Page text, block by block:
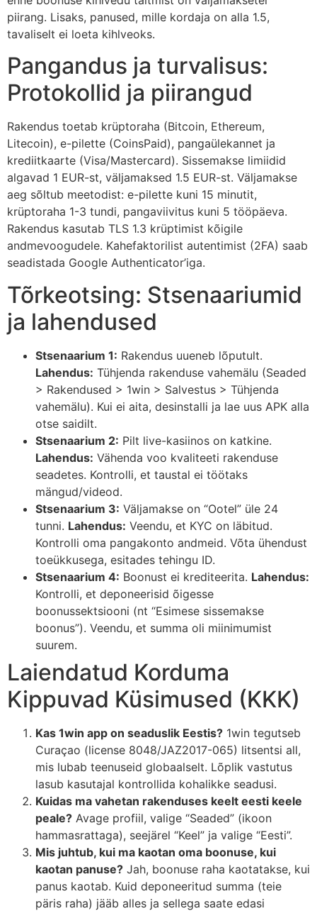
piirang. Lisaks, panused, mille kordaja on alla 1.5,
tavaliselt ei loeta kihlveoks.
Pangandus ja turvalisus:
Protokollid ja piirangud
Rakendus toetab krüptoraha (Bitcoin, Ethereum,
Litecoin), e-pilette (CoinsPaid), pangaülekannet ja
krediitkaarte (Visa/Mastercard). Sissemakse limiidid
algavad 1 EUR-st, väljamaksed 1.5 EUR-st. Väljamakse
aeg sõltub meetodist: e-pilette kuni 15 minutit,
krüptoraha 1-3 tundi, pangaviivitus kuni 5 tööpäeva.
Rakendus kasutab TLS 1.3 krüptimist kõigile
andmevoogudele. Kahefaktorilist autentimist (2FA) saab
seadistada Google Authenticator’iga.
Tõrkeotsing: Stsenaariumid
ja lahendused
Stsenaarium 1: Rakendus uueneb lõputult.
Lahendus: Tühjenda rakenduse vahemälu (Seaded
> Rakendused > 1win > Salvestus > Tühjenda
vahemälu). Kui ei aita, desinstalli ja lae uus APK alla
otse saidilt.
Stsenaarium 2: Pilt live-kasiinos on katkine.
Lahendus: Vähenda voo kvaliteeti rakenduse
seadetes. Kontrolli, et taustal ei töötaks
mängud/videod.
Stsenaarium 3: Väljamakse on “Ootel” üle 24
tunni. Lahendus: Veendu, et KYC on läbitud.
Kontrolli oma pangakonto andmeid. Võta ühendust
toeükkusega, esitades tehingu ID.
Stsenaarium 4: Boonust ei krediteerita. Lahendus:
Kontrolli, et deponeerisid õigesse
boonussektsiooni (nt “Esimese sissemakse
boonus”). Veendu, et summa oli miinimumist
suurem.
Laiendatud Korduma
Kippuvad Küsimused (KKK)
Kas 1win app on seaduslik Eestis? 1win tegutseb
Curaçao (license 8048/JAZ2017-065) litsentsi all,
mis lubab teenuseid globaalselt. Lõplik vastutus
lasub kasutajal kontrollida kohalikke seadusi.
Kuidas ma vahetan rakenduses keelt eesti keele
peale? Avage profiil, valige “Seaded” (ikoon
hammasrattaga), seejärel “Keel” ja valige “Eesti”.
Mis juhtub, kui ma kaotan oma boonuse, kui
kaotan panuse? Jah, boonuse raha kaotatakse, kui
panus kaotab. Kuid deponeeritud summa (teie
päris raha) jääb alles ja sellega saate edasi